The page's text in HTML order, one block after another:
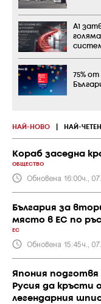
НАЙ-НОВО НАЙ-
Кораб заседна
ОБЩЕСТВО
Обновена 16:00ч.,
България за
място в ЕС по
ЕС
Обновена 15:45ч.,
Япония
Русия да кръсти
легендарния
А1
75%